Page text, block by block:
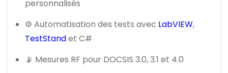
personnalisés
⚙️ Automatisation des tests avec LabVIEW,
TestStandet C#
📡 Mesures RF pour DOCSIS 3.0, 3.1 et 4.0